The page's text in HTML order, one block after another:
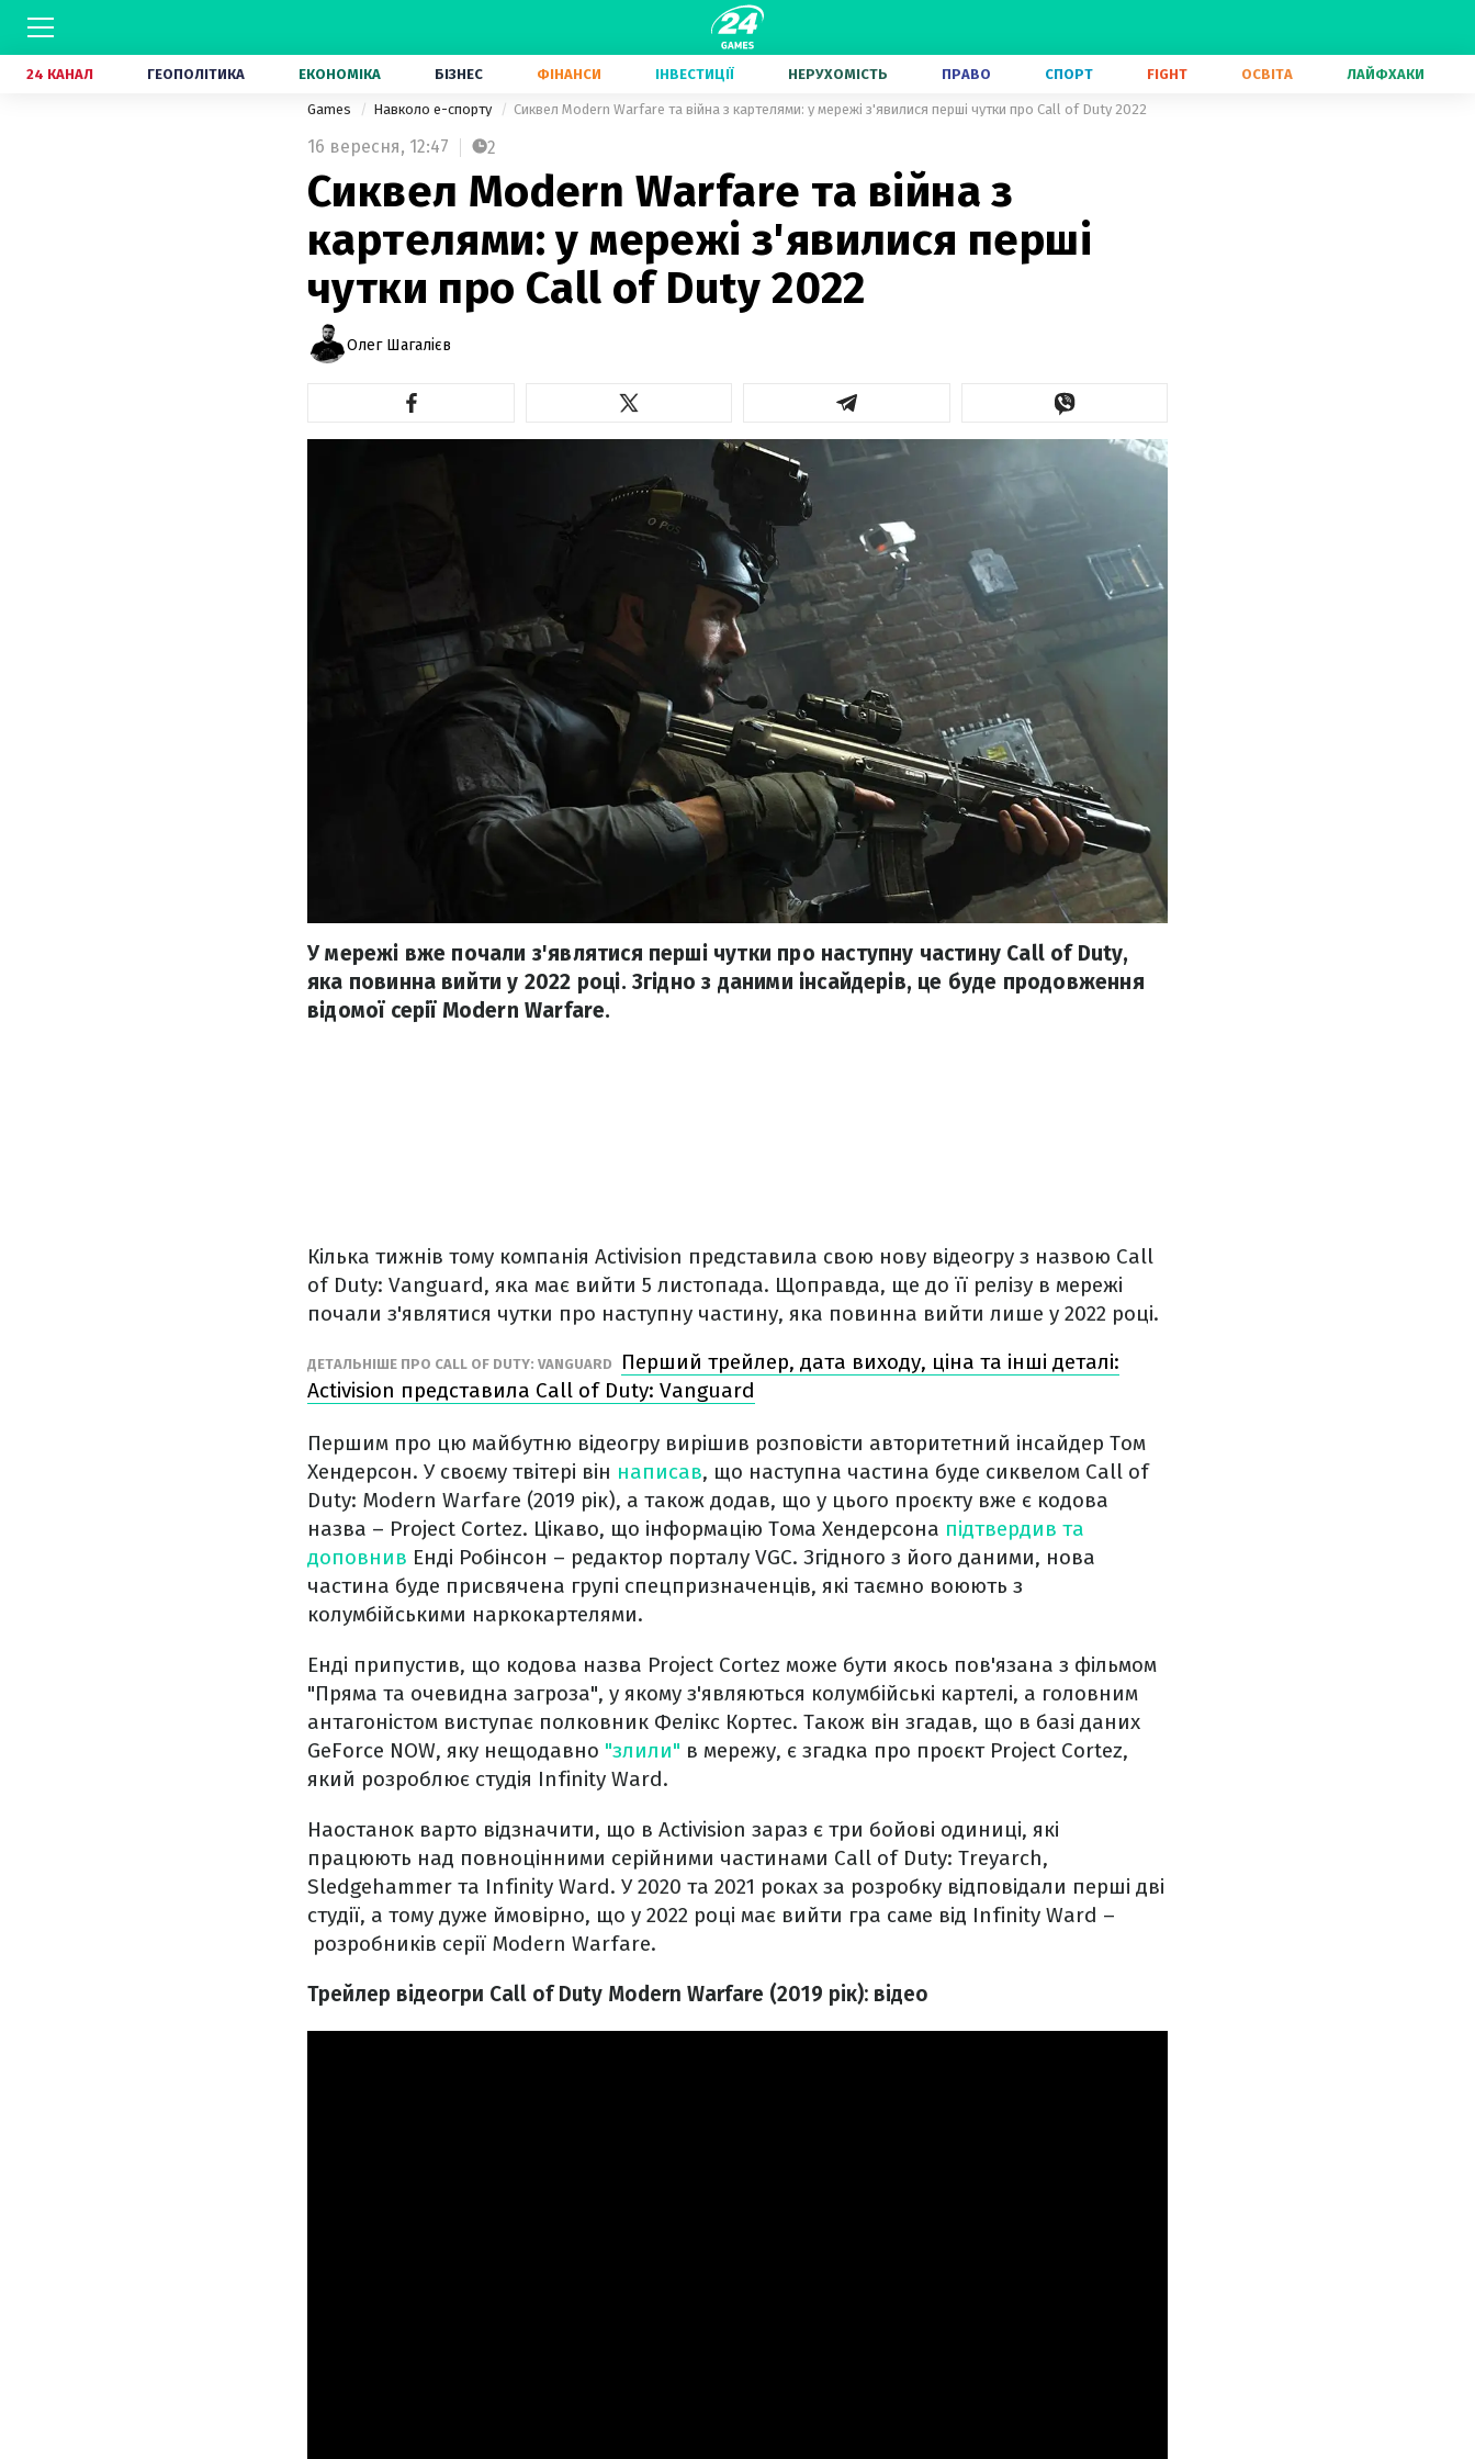
24 КАНАЛ ГЕОПОЛІТИКА ЕКОНОМІКА БІЗНЕС ФІНАНСИ ІНВЕСТИЦІЇ НЕРУХОМІСТЬ ПРАВО СПОРТ FIGHT ОСВІТА ЛАЙФХАКИ
Games Навколо е-спорту Сиквел Modern Warfare та війна з картелями: у мережі з'явилися перші чутки про Call of Duty 2022
16 вересня, 12:47 2
Сиквел Modern Warfare та війна з
картелями: у мережі з'явилися перші
чутки про Call of Duty 2022
Олег Шагалієв
У мережі вже почали з'являтися перші чутки про наступну частину Call of Duty,
яка повинна вийти у 2022 році. Згідно з даними інсайдерів, це буде продовження
відомої серії Modern Warfare.
Кілька тижнів тому компанія Activision представила свою нову відеогру з назвою Call
of Duty: Vanguard, яка має вийти 5 листопада. Щоправда, ще до її релізу в мережі
почали з'являтися чутки про наступну частину, яка повинна вийти лише у 2022 році.
ДЕТАЛЬНІШЕ ПРО CALL OF DUTY: VANGUARD
Перший трейлер, дата виходу, ціна та інші деталі:
Activision представила Call of Duty: Vanguard
Першим про цю майбутню відеогру вирішив розповісти авторитетний інсайдер Том
Хендерсон. У своєму твітері він написав, що наступна частина буде сиквелом Call of
Duty: Modern Warfare (2019 рік), а також додав, що у цього проєкту вже є кодова
назва – Project Cortez. Цікаво, що інформацію Тома Хендерсона підтвердив та
доповнив Енді Робінсон – редактор порталу VGC. Згідного з його даними, нова
частина буде присвячена групі спецпризначенців, які таємно воюють з
колумбійськими наркокартелями.
Енді припустив, що кодова назва Project Cortez може бути якось пов'язана з фільмом
"Пряма та очевидна загроза", у якому з'являються колумбійські картелі, а головним
антагоністом виступає полковник Фелікс Кортес. Також він згадав, що в базі даних
GeForce NOW, яку нещодавно "злили" в мережу, є згадка про проєкт Project Cortez,
який розроблює студія Infinity Ward.
Наостанок варто відзначити, що в Activision зараз є три бойові одиниці, які
працюють над повноцінними серійними частинами Call of Duty: Treyarch,
Sledgehammer та Infinity Ward. У 2020 та 2021 роках за розробку відповідали перші дві
студії, а тому дуже ймовірно, що у 2022 році має вийти гра саме від Infinity Ward –
розробників серії Modern Warfare.
Трейлер відеогри Call of Duty Modern Warfare (2019 рік): відео